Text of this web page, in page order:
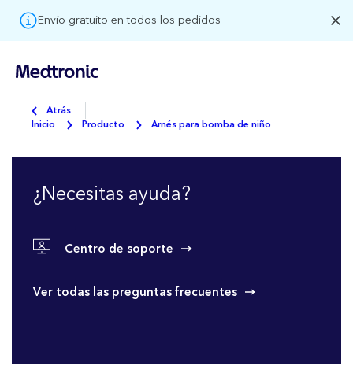
Envío gratuito en todos los pedidos
Atrás
Inicio
Producto Arnés para bomba de niño
¿Necesitas ayuda?
Centro de soporte
Ver todas las preguntas frecuentes